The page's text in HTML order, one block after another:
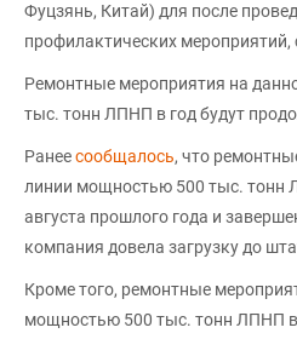
Фуцзянь, Китай) для после
профилактических
Ремонтные мероприятия на
тыс. тонн ЛПНП в год будут
Ранеесообщалось, что
линии мощностью 500 тыс. тонн
августа прошлого года и
компания довела загрузку до
Кроме того, ремонтные
мощностью 500 тыс. тонн ЛПНП